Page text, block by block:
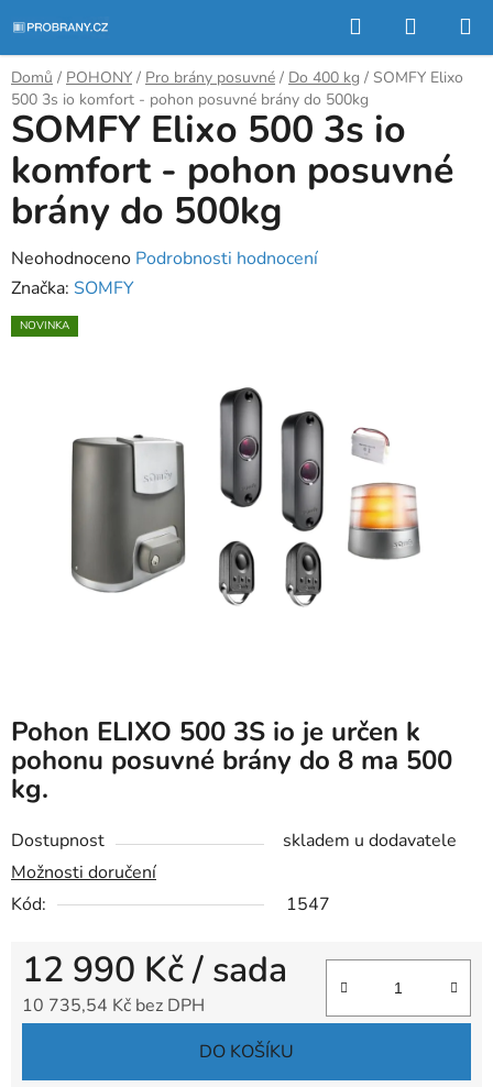
na
obsah
Hledat
KOŠÍK
Domů / POHONY / Pro brány posuvné / Do 400 kg / SOMFY Elixo
500 3s io komfort - pohon posuvné brány do 500kg
Pohon ELIXO 500 3S io je určen k
pohonu posuvné brány do 8 ma 500
kg.
Dostupnost
skladem u dodavatele
Možnosti doručení
Kód:
1547
12 990 Kč/ sada
10 735,54 Kč bez DPH
DO KOŠÍKU
SOMFY Elixo 500 3s io
komfort - pohon posuvné
brány do 500kg
Průměrné
hodnocení
produktu
hvězdiček.
Neohodnoceno Podrobnosti hodnocení
Značka: SOMFY
NOVINKA